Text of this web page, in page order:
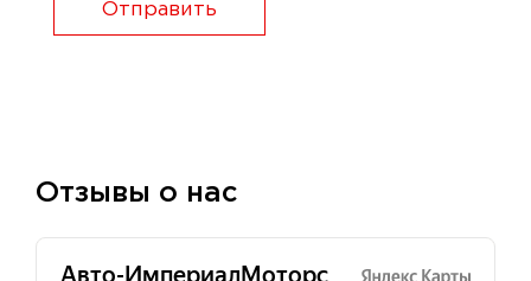
Отправить
Отзывы о нас